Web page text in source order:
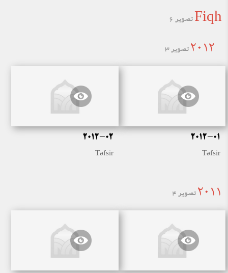
تصویر 6
تصویر 3
2012-01
Təfsir
2012-02
Təfsir
تصویر 4